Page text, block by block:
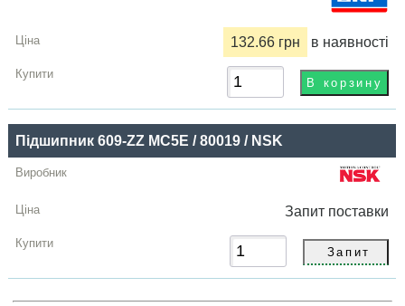
132.66 грн в наявності
Підшипник 609-ZZ MC5E / 80019 / NSK
Запит поставки